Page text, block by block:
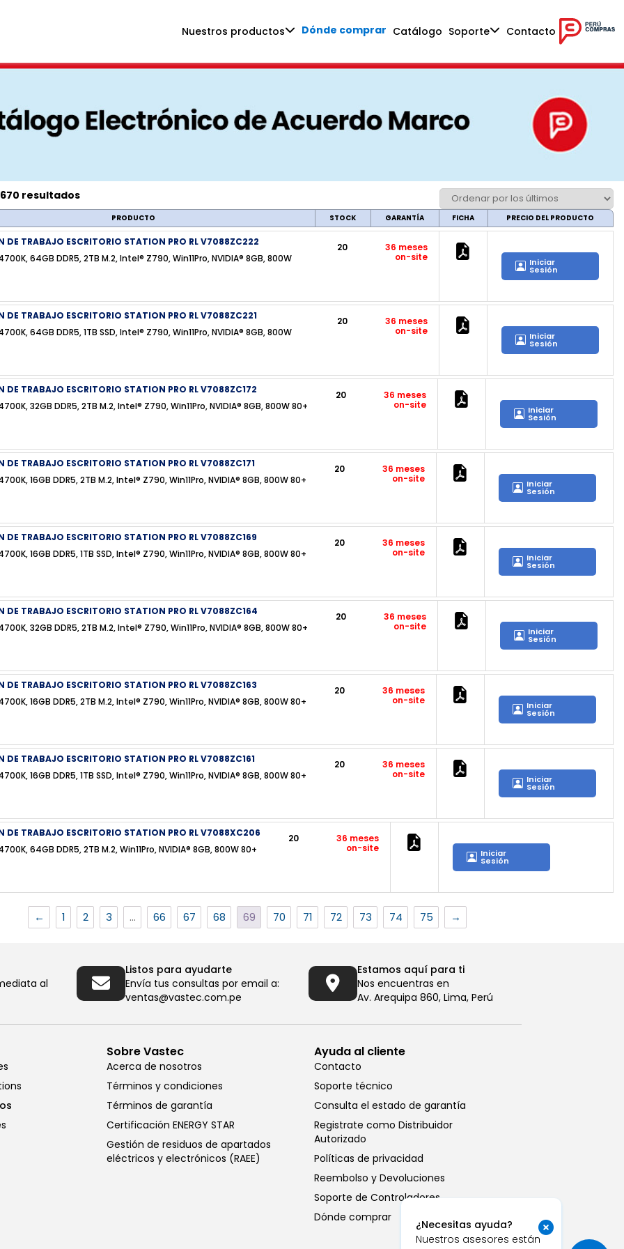
Nuestros productos Dónde comprar Catálogo Soporte Contacto
670 resultados
PRODUCTO STOCK GARANTÍA FICHA PRECIO DEL PRODUCTO
DE TRABAJO ESCRITORIO STATION PRO RL V7088ZC222
64GB DDR5, 2TB M.2, Intel® Z790, Win11Pro, NVIDIA® 8GB, 800W
20
36 meses
on-site
Iniciar
Sesión
DE TRABAJO ESCRITORIO STATION PRO RL V7088ZC221
64GB DDR5, 1TB SSD, Intel® Z790, Win11Pro, NVIDIA® 8GB, 800W
20
36 meses
on-site
Iniciar
Sesión
DE TRABAJO ESCRITORIO STATION PRO RL V7088ZC172
32GB DDR5, 2TB M.2, Intel® Z790, Win11Pro, NVIDIA® 8GB, 800W 80+
20
36 meses
on-site
Iniciar
Sesión
DE TRABAJO ESCRITORIO STATION PRO RL V7088ZC171
16GB DDR5, 2TB M.2, Intel® Z790, Win11Pro, NVIDIA® 8GB, 800W 80+
20
36 meses
on-site
Iniciar
Sesión
DE TRABAJO ESCRITORIO STATION PRO RL V7088ZC169
16GB DDR5, 1TB SSD, Intel® Z790, Win11Pro, NVIDIA® 8GB, 800W 80+
20
36 meses
on-site
Iniciar
Sesión
DE TRABAJO ESCRITORIO STATION PRO RL V7088ZC164
32GB DDR5, 2TB M.2, Intel® Z790, Win11Pro, NVIDIA® 8GB, 800W 80+
20
36 meses
on-site
Iniciar
Sesión
DE TRABAJO ESCRITORIO STATION PRO RL V7088ZC163
16GB DDR5, 2TB M.2, Intel® Z790, Win11Pro, NVIDIA® 8GB, 800W 80+
20
36 meses
on-site
Iniciar
Sesión
DE TRABAJO ESCRITORIO STATION PRO RL V7088ZC161
16GB DDR5, 1TB SSD, Intel® Z790, Win11Pro, NVIDIA® 8GB, 800W 80+
20
36 meses
on-site
Iniciar
Sesión
DE TRABAJO ESCRITORIO STATION PRO RL V7088XC206
64GB DDR5, 2TB M.2, Win11Pro, NVIDIA® 8GB, 800W 80+
20
36 meses
on-site
Iniciar
Sesión
← 1 2 3 … 66 67 68 69 70 71 72 73 74 75 →
¿Necesitas ayuda?
Nuestros asesores están
a 6:00pm
De Lunes a Viernes de 8:00am
a 6:00pm
al
Listos para ayudarte
Envía tus consultas por email a:
ventas@vastec.com.pe
Estamos aquí para ti
Nos encuentras en
Av. Arequipa 860, Lima, Perú
Sobre Vastec
Acerca de nosotros
Términos y condiciones
Términos de garantía
Certificación ENERGY STAR
Gestión de residuos de apartados
eléctricos y electrónicos (RAEE)
Ayuda al cliente
Contacto
Soporte técnico
Consulta el estado de garantía
Registrate como Distribuidor
Autorizado
Políticas de privacidad
Reembolso y Devoluciones
Soporte de Controladores
Dónde comprar